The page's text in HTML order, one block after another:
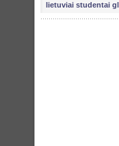
lietuviai studentai